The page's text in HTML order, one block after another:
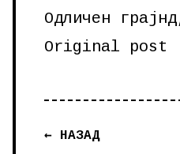
Одличен
Original post
← НАЗАД